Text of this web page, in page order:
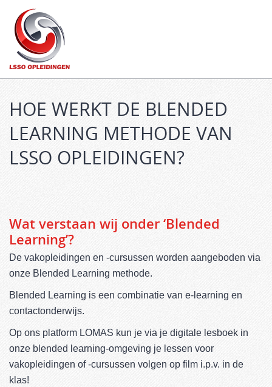
HOE WERKT DE BLENDED
LEARNING METHODE VAN
LSSO OPLEIDINGEN?
Wat verstaan wij onder ‘Blended
Learning’?
De vakopleidingen en -cursussen worden aangeboden via
onze Blended Learning methode.
Blended Learning is een combinatie van e-learning en
contactonderwijs.
Op ons platform LOMAS kun je via je digitale lesboek in
onze blended learning-omgeving je lessen voor
vakopleidingen of -cursussen volgen op film i.p.v. in de
klas!